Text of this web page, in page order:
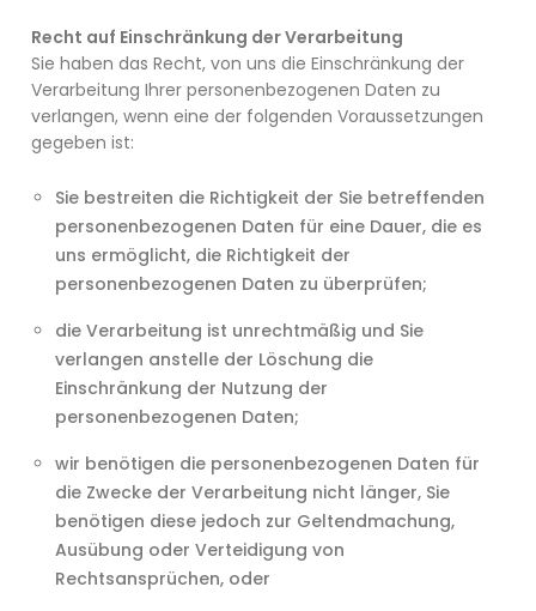
Recht auf Einschränkung der Verarbeitung
Sie haben das Recht, von uns die Einschränkung der
Verarbeitung Ihrer personenbezogenen Daten zu
verlangen, wenn eine der folgenden Voraussetzungen
gegeben ist:
Sie bestreiten die Richtigkeit der Sie betreffenden
personenbezogenen Daten für eine Dauer, die es
uns ermöglicht, die Richtigkeit der
personenbezogenen Daten zu überprüfen;
die Verarbeitung ist unrechtmäßig und Sie
verlangen anstelle der Löschung die
Einschränkung der Nutzung der
personenbezogenen Daten;
wir benötigen die personenbezogenen Daten für
die Zwecke der Verarbeitung nicht länger, Sie
benötigen diese jedoch zur Geltendmachung,
Ausübung oder Verteidigung von
Rechtsansprüchen, oder